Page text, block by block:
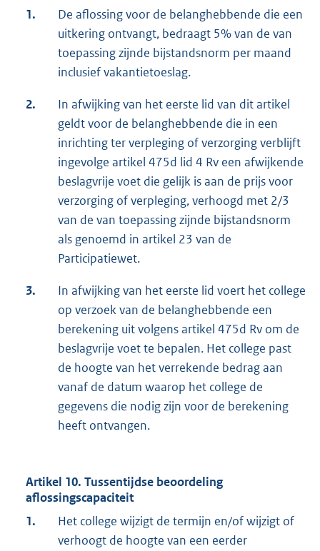
1.
De aflossing voor de belanghebbende die een
uitkering ontvangt, bedraagt 5% van de van
toepassing zijnde bijstandsnorm per maand
inclusief vakantietoeslag.
2.
In afwijking van het eerste lid van dit artikel
geldt voor de belanghebbende die in een
inrichting ter verpleging of verzorging verblijft
ingevolge artikel 475d lid 4 Rv een afwijkende
beslagvrije voet die gelijk is aan de prijs voor
verzorging of verpleging, verhoogd met 2/3
van de van toepassing zijnde bijstandsnorm
als genoemd in artikel 23 van de
Participatiewet.
3.
In afwijking van het eerste lid voert het college
op verzoek van de belanghebbende een
berekening uit volgens artikel 475d Rv om de
beslagvrije voet te bepalen. Het college past
de hoogte van het verrekende bedrag aan
vanaf de datum waarop het college de
gegevens die nodig zijn voor de berekening
heeft ontvangen.
Artikel 10. Tussentijdse beoordeling
aflossingscapaciteit
1.
Het college wijzigt de termijn en/of wijzigt of
verhoogt de hoogte van een eerder